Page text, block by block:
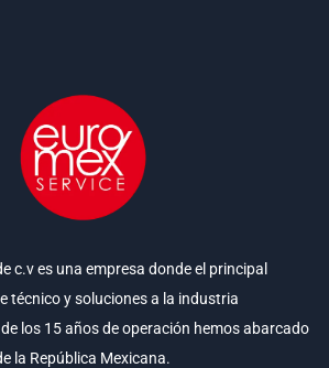
c.v es una empresa donde el principal
técnico y soluciones a la industria
los 15 años de operación hemos abarcado
la República Mexicana.